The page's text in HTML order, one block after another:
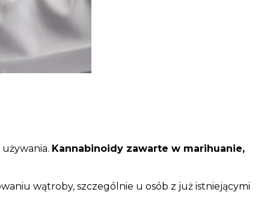
Kannabinoidy zawarte w marihuanie,
wątroby, szczególnie u osób z już istniejącymi